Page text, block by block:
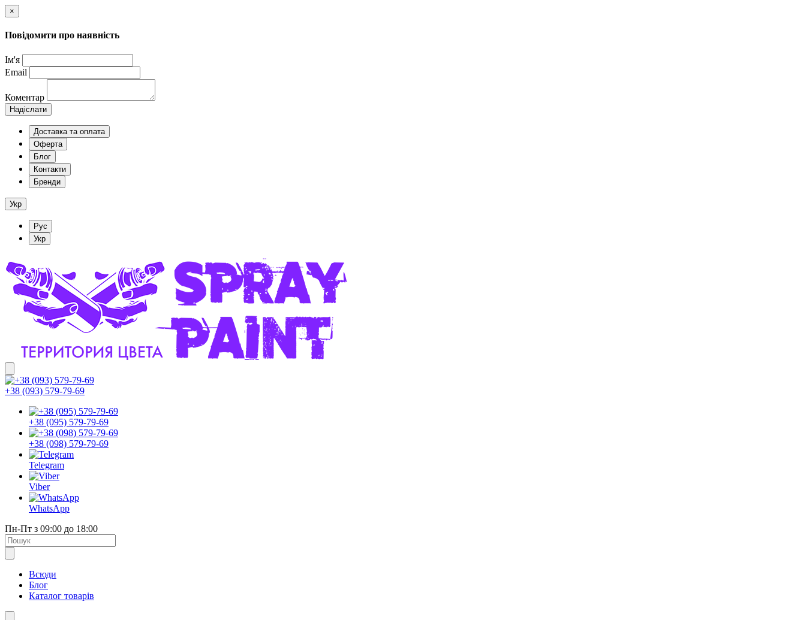
×
Повідомити про наявність
Ім'я
Email
Коментар
Надіслати
Доставка та оплата
Оферта
Блог
Контакти
Бренди
Укр
Рус
Укр
+38 (093) 579-79-69
+38 (095) 579-79-69
+38 (098) 579-79-69
Telegram
Viber
WhatsApp
Пн-Пт з 09:00 до 18:00
Всюди
Блог
Каталог товарів